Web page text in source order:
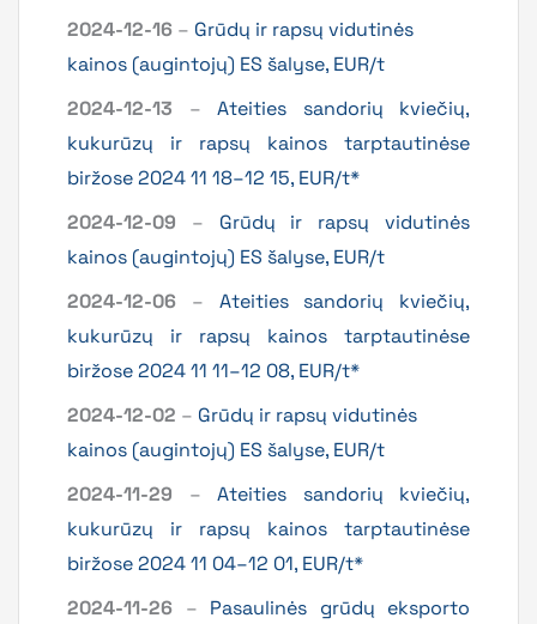
2024-12-16 – Grūdų ir rapsų vidutinės
kainos (augintojų) ES šalyse, EUR/t
2024-12-13 – Ateities sandorių kviečių,
kukurūzų ir rapsų kainos tarptautinėse
biržose 2024 11 18–12 15, EUR/t*
2024-12-09 – Grūdų ir rapsų vidutinės
kainos (augintojų) ES šalyse, EUR/t
2024-12-06 – Ateities sandorių kviečių,
kukurūzų ir rapsų kainos tarptautinėse
biržose 2024 11 11–12 08, EUR/t*
2024-12-02 – Grūdų ir rapsų vidutinės
kainos (augintojų) ES šalyse, EUR/t
2024-11-29 – Ateities sandorių kviečių,
kukurūzų ir rapsų kainos tarptautinėse
biržose 2024 11 04–12 01, EUR/t*
2024-11-26 – Pasaulinės grūdų eksporto